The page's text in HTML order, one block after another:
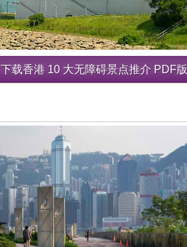
下载香港 10 大无障碍景点推介 PDF版